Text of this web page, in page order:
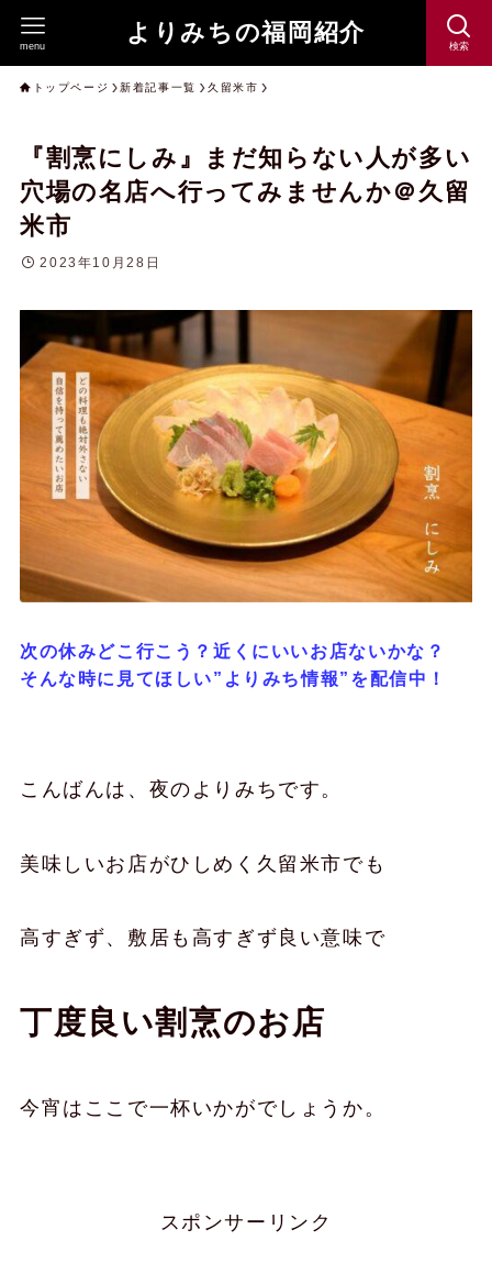
よりみちの福岡紹介 検索
menu
トップページ 新着記事一覧 久留米市
『割烹にしみ』まだ知らない人が多い
穴場の名店へ行ってみませんか＠久留
米市
2023年10月28日
次の休みどこ行こう？近くにいいお店ないかな？
そんな時に見てほしい”よりみち情報”を配信中！
こんばんは、夜のよりみちです。
美味しいお店がひしめく久留米市でも
高すぎず、敷居も高すぎず良い意味で
丁度良い割烹のお店
今宵はここで一杯いかがでしょうか。
スポンサーリンク